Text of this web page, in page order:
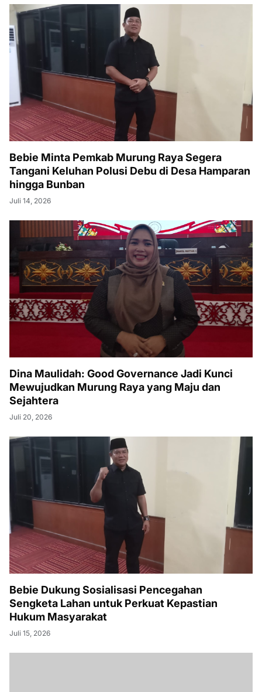
Bebie Minta Pemkab Murung Raya Segera
Tangani Keluhan Polusi Debu di Desa Hamparan
hingga Bunban
Juli 14, 2026
Dina Maulidah: Good Governance Jadi Kunci
Mewujudkan Murung Raya yang Maju dan
Sejahtera
Juli 20, 2026
Bebie Dukung Sosialisasi Pencegahan
Sengketa Lahan untuk Perkuat Kepastian
Hukum Masyarakat
Juli 15, 2026